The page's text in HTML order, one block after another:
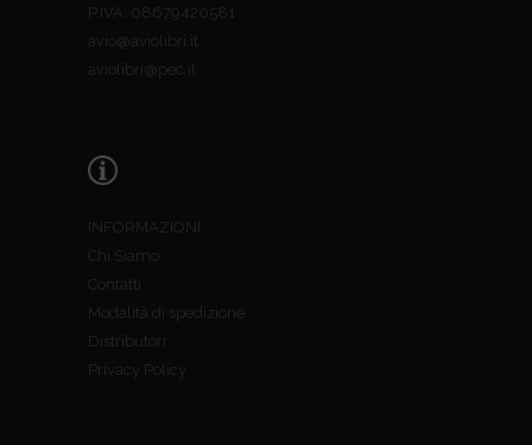
P.IVA: 08679420581
avio@aviolibri.it
aviolibri@pec.it
INFORMAZIONI
Chi Siamo
Contatti
Modalità di spedizione
Distributori
Privacy Policy